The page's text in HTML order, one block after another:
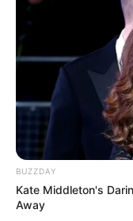
PLP 185 poderá
BUZZDAY
Kate Middleton's
Away